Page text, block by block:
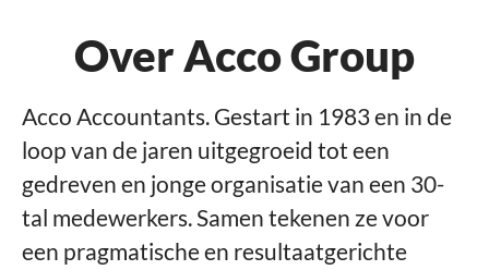
Over Acco Group
Acco Accountants. Gestart in 1983 en in de
loop van de jaren uitgegroeid tot een
gedreven en jonge organisatie van een 30-
tal medewerkers. Samen tekenen ze voor
een pragmatische en resultaatgerichte